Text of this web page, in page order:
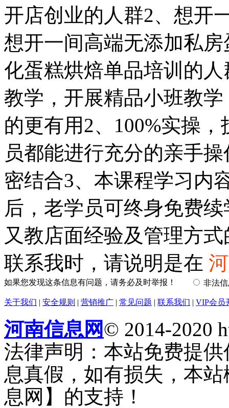
开店创业的人群2、想开
想开一间高端无添加私
化蛋糕烘焙单品培训的
教学，开展精品小班教
的更有用2、100%实操
员都能进行充分的亲手
密结合3、本课程学习内
后，老学员可终身免费
又教店面经验及管理方
联系我时，请说明是在
如果您发现这条信息有问题，请务必及时举报！ 非法
关于我们 | 安全规则 | 营销推广 | 常见问题 | 联系我们 | VIP会员
河南信息网© 2014-2020
法律声明：本站免费提
息真假，如有损失，本
息网】的支持！